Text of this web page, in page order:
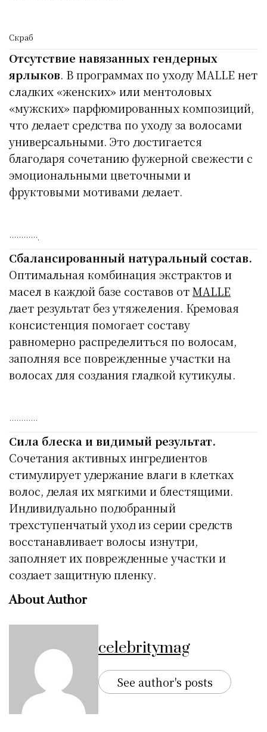
Скраб
Отсутствие навязанных гендерных
ярлыков. В программах по уходу MALLE нет
сладких «женских» или ментоловых
«мужских» парфюмированных композиций,
что делает средства по уходу за волосами
универсальными. Это достигается
благодаря сочетанию фужерной свежести с
эмоциональными цветочными и
фруктовыми мотивами делает.
………….
Сбалансированный натуральный состав.
Оптимальная комбинация экстрактов и
масел в каждой базе составов отMALLE
дает результат без утяжеления. Кремовая
консистенция помогает составу
равномерно распределиться по волосам,
заполняя все поврежденные участки на
волосах для создания гладкой кутикулы.
…………
Сила блеска и видимый результат.
Сочетания активных ингредиентов
стимулирует удержание влаги в клетках
волос, делая их мягкими и блестящими.
Индивидуально подобранный
трехступенчатый уход из серии средств
восстанавливает волосы изнутри,
заполняет их поврежденные участки и
создает защитную пленку.
About Author
celebritymag
See author's posts